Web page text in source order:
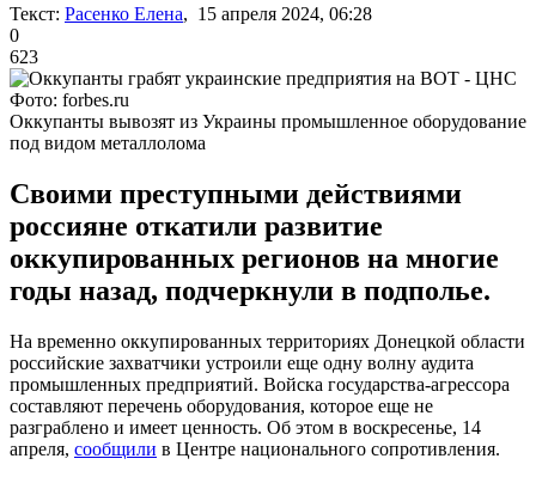
Текст: Расенко Елена, 15 апреля 2024, 06:28
0
623
Фото: forbes.ru
Оккупанты вывозят из Украины промышленное оборудование
под видом металлолома
Своими преступными действиями
россияне откатили развитие
оккупированных регионов на многие
годы назад, подчеркнули в подполье.
На временно оккупированных территориях Донецкой области
российские захватчики устроили еще одну волну аудита
промышленных предприятий. Войска государства-агрессора
составляют перечень оборудования, которое еще не
разграблено и имеет ценность. Об этом в воскресенье, 14
апреля, сообщили в Центре национального сопротивления.